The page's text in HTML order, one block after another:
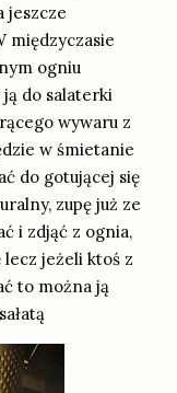
jeszcze
międzyczasie
ogniu
do salaterki
wywaru z
w śmietanie
do gotującej się
zupę już ze
i zdjąć z ognia,
lecz jeżeli ktoś z
to można ją